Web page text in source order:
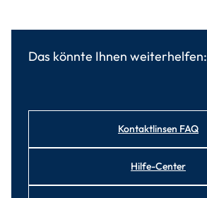
Das könnte Ihnen weiterhelfen:
Kontaktlinsen FAQ
Hilfe-Center